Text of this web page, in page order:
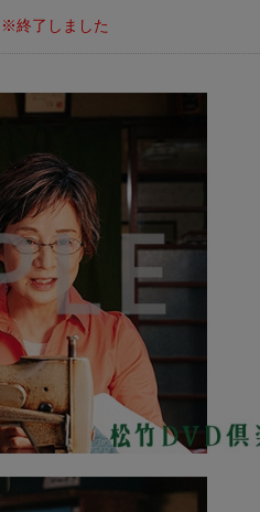
※終了しました